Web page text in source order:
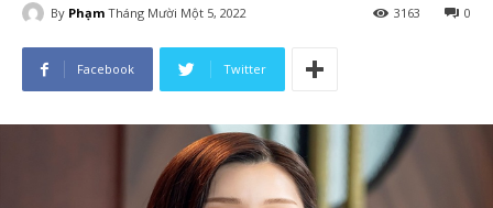
By Phạm Tháng Mười Một 5, 2022 0
3163
Facebook Twitter